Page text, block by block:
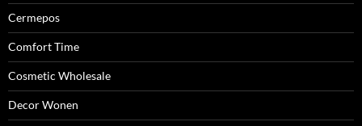
Cermepos
Comfort Time
Cosmetic Wholesale
Decor Wonen